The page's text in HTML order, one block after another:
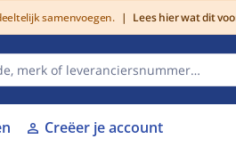
samenvoegen. | Lees hier wat dit
person Creëer je account